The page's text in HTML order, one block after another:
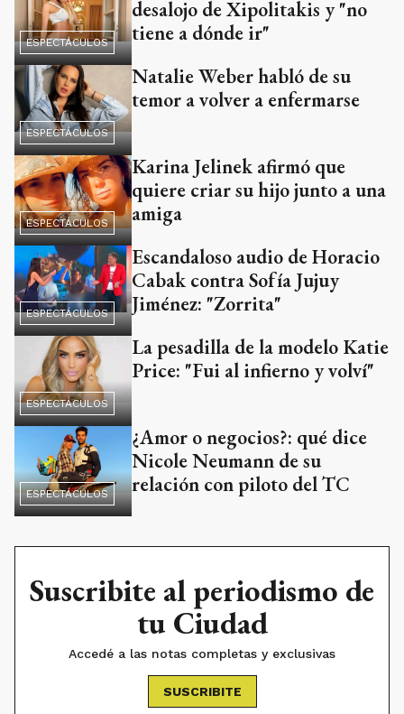
ESPECTÁCULOS
desalojo de Xipolitakis y "no
tiene a dónde ir"
ESPECTÁCULOS
Natalie Weber habló de su
temor a volver a enfermarse
ESPECTÁCULOS
Karina Jelinek afirmó que
quiere criar su hijo junto a una
amiga
ESPECTÁCULOS
Escandaloso audio de Horacio
Cabak contra Sofía Jujuy
Jiménez: "Zorrita"
ESPECTÁCULOS
La pesadilla de la modelo Katie
Price: "Fui al infierno y volví"
ESPECTÁCULOS
¿Amor o negocios?: qué dice
Nicole Neumann de su
relación con piloto del TC
Suscribite al periodismo de
tu Ciudad
Accedé a las notas completas y exclusivas
SUSCRIBITE